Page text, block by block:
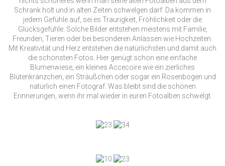
Schrank holt und in alten Zeiten schwelgen darf. Da kommen in
jedem Gefühle auf, sei es Traurigkeit, Fröhlichkeit oder die
Glücksgefühle. Solche Bilder entstehen meistens mit Familie,
Freunden, Tieren oder bei besonderen Anlässen wie Hochzeiten.
Mit Kreativität und Herz entstehen die natürlichsten und damit auch
die schönsten Fotos. Hier genügt schon eine einfache
Blumenwiese, ein kleines Accecoire wie ein zierliches
Blütenkränzchen, ein Sträußchen oder sogar ein Rosenbogen und
natürlich einen Fotograf. Was bleibt sind die schönen
Erinnerungen, wenn ihr mal wieder in euren Fotoalben schwelgt.